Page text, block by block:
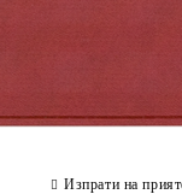
Изпрати на